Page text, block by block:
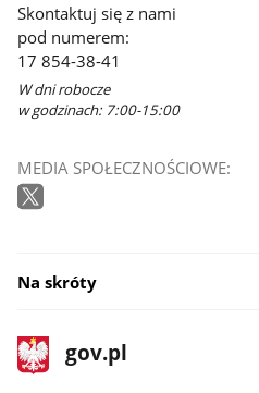
Skontaktuj się z nami
pod numerem:
17 854-38-41
W dni robocze
w godzinach: 7:00-15:00
MEDIA SPOŁECZNOŚCIOWE:
Na skróty
stopka
gov.pl
Strona
gov.pl